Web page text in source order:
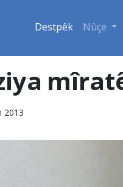
Destpêk Nûçe
2013